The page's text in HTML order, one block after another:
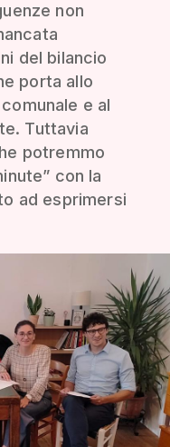
non
del bilancio
porta allo
e al
Tuttavia
potremmo
con la
ad esprimersi